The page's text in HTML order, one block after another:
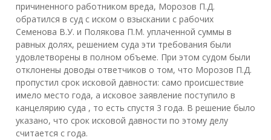
причиненного работником вреда, Морозов П.Д.
обратился в суд с иском о взыскании с рабочих
Семенова В.У. и Полякова П.М. уплаченной суммы в
равных долях, решением суда эти требования были
удовлетворены в полном объеме. При этом судом были
отклонены доводы ответчиков о том, что Морозов П.Д.
пропустил срок исковой давности: само происшествие
имело место года, а исковое заявление поступило в
канцелярию суда , то есть спустя 3 года. В решение было
указано, что срок исковой давности по этому делу
считается с года.